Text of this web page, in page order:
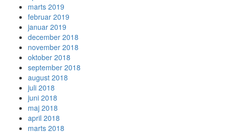
marts 2019
februar 2019
januar 2019
december 2018
november 2018
oktober 2018
september 2018
august 2018
juli 2018
juni 2018
maj 2018
april 2018
marts 2018